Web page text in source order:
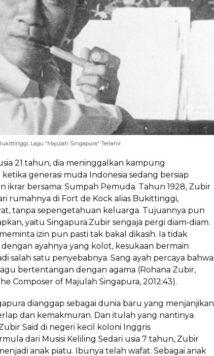
Lagu "Majulah Singapura" Terlahir
21 tahun, dia meninggalkan kampung
ketika generasi muda Indonesia sedang bersiap
ikrar bersama: Sumpah Pemuda. Tahun 1928, Zubir
rumahnya di Fort de Kock alias Bukittinggi,
tanpa sepengetahuan keluarga. Tujuannya pun
yaitu Singapura.Zubir sengaja pergi diam-diam.
izin pun pasti tak bakal dikasih. Ia tidak
ayahnya yang kolot, kesukaan bermain
salah satu penyebabnya. Sang ayah percaya bahwa
bertentangan dengan agama (Rohana Zubir,
Composer of Majulah Singapura, 2012:43).
dianggap sebagai dunia baru yang menjanjikan
dan kemakmuran. Dan itulah yang nantinya
Said di negeri kecil koloni Inggris
dari Musisi Keliling Sedari usia 7 tahun, Zubir
anak piatu. Ibunya telah wafat. Sebagai anak